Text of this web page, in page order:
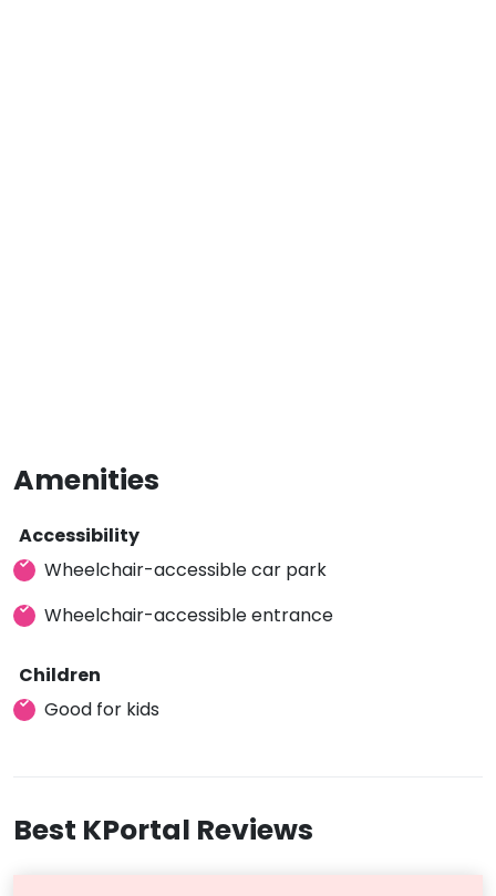
Amenities
Accessibility
Wheelchair-accessible car park
Wheelchair-accessible entrance
Children
Good for kids
Best KPortal Reviews